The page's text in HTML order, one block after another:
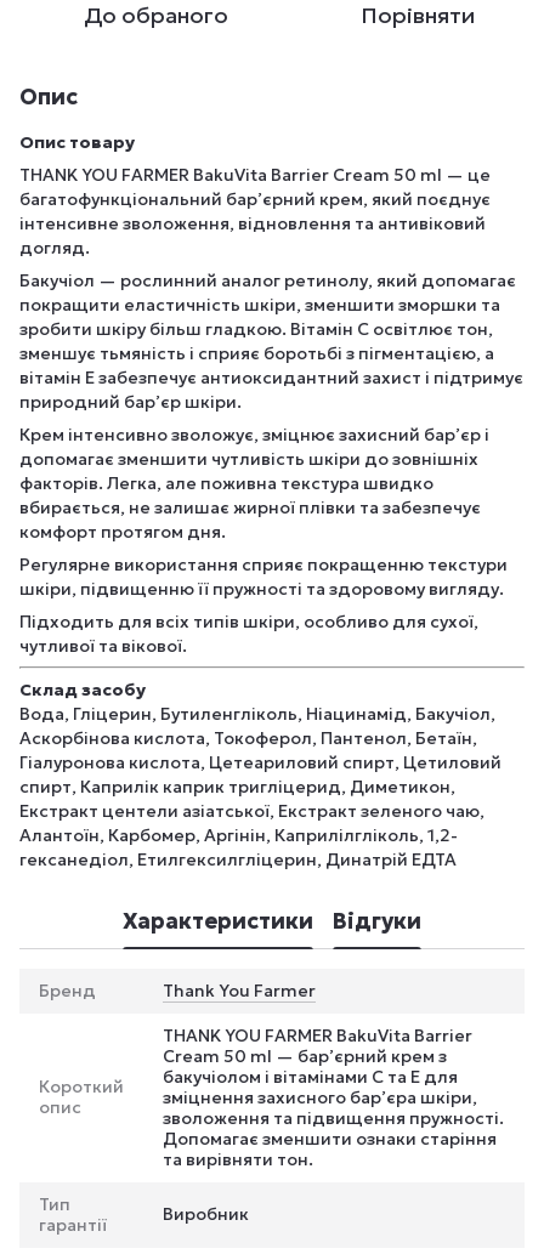
До обраного Порівняти
Опис
Опис товару
THANK YOU FARMER BakuVita Barrier Cream 50 ml — це
багатофункціональний бар’єрний крем, який поєднує
інтенсивне зволоження, відновлення та антивіковий
догляд.
Бакучіол — рослинний аналог ретинолу, який допомагає
покращити еластичність шкіри, зменшити зморшки та
зробити шкіру більш гладкою. Вітамін C освітлює тон,
зменшує тьмяність і сприяє боротьбі з пігментацією, а
вітамін E забезпечує антиоксидантний захист і підтримує
природний бар’єр шкіри.
Крем інтенсивно зволожує, зміцнює захисний бар’єр і
допомагає зменшити чутливість шкіри до зовнішніх
факторів. Легка, але поживна текстура швидко
вбирається, не залишає жирної плівки та забезпечує
комфорт протягом дня.
Регулярне використання сприяє покращенню текстури
шкіри, підвищенню її пружності та здоровому вигляду.
Підходить для всіх типів шкіри, особливо для сухої,
чутливої та вікової.
Склад засобу
Вода, Гліцерин, Бутиленгліколь, Ніацинамід, Бакучіол,
Аскорбінова кислота, Токоферол, Пантенол, Бетаїн,
Гіалуронова кислота, Цетеариловий спирт, Цетиловий
спирт, Каприлік каприк тригліцерид, Диметикон,
Екстракт центели азіатської, Екстракт зеленого чаю,
Алантоїн, Карбомер, Аргінін, Каприлілгліколь, 1,2-
гексанедіол, Етилгексилгліцерин, Динатрій ЕДТА
Характеристики Відгуки
Бренд Thank You Farmer
Короткий
опис
THANK YOU FARMER BakuVita Barrier
Cream 50 ml — бар’єрний крем з
бакучіолом і вітамінами C та E для
зміцнення захисного бар’єра шкіри,
зволоження та підвищення пружності.
Допомагає зменшити ознаки старіння
та вирівняти тон.
Тип
гарантії
Виробник